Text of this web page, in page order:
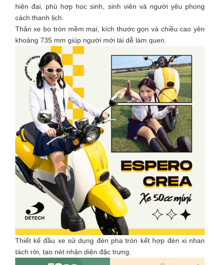
hiện đại, phù hợp học sinh, sinh viên và người yêu phong
cách thanh lịch.
Thân xe bo tròn mềm mại, kích thước gọn và chiều cao yên
khoảng 735 mm giúp người mới lái dễ làm quen.
Thiết kế đầu xe sử dụng đèn pha tròn kết hợp đèn xi nhan
tách rời, tạo nét nhận diện đặc trưng.